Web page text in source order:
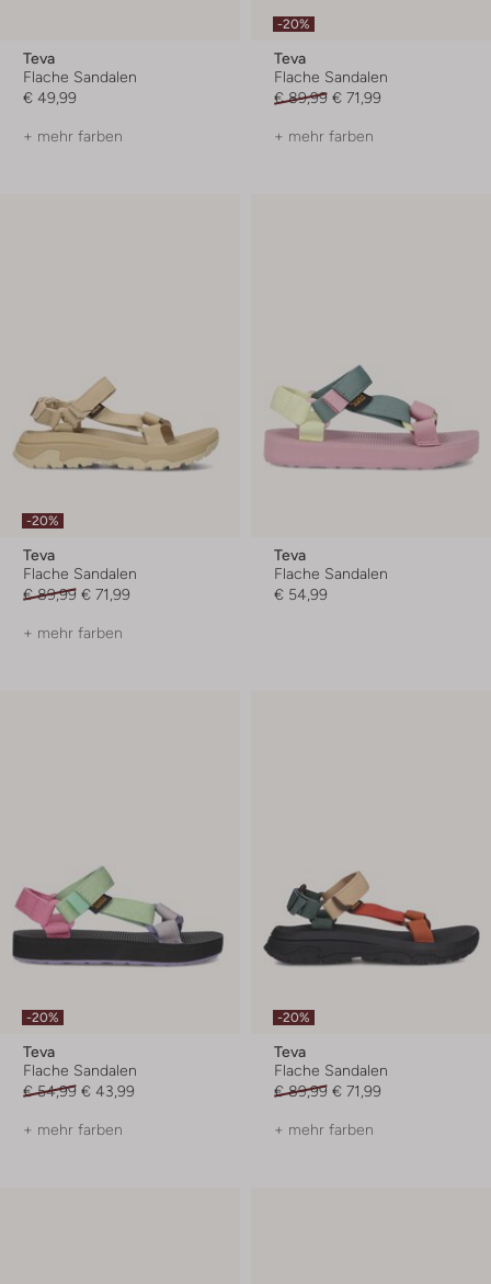
Teva
Flache Sandalen
€ 49,99
+ mehr farben
-20%
Teva
Flache Sandalen
€ 89,99 € 71,99
+ mehr farben
-20%
Teva
Flache Sandalen
€ 89,99 € 71,99
+ mehr farben
Teva
Flache Sandalen
€ 54,99
-20%
Teva
Flache Sandalen
€ 54,99 € 43,99
+ mehr farben
-20%
Teva
Flache Sandalen
€ 89,99 € 71,99
+ mehr farben